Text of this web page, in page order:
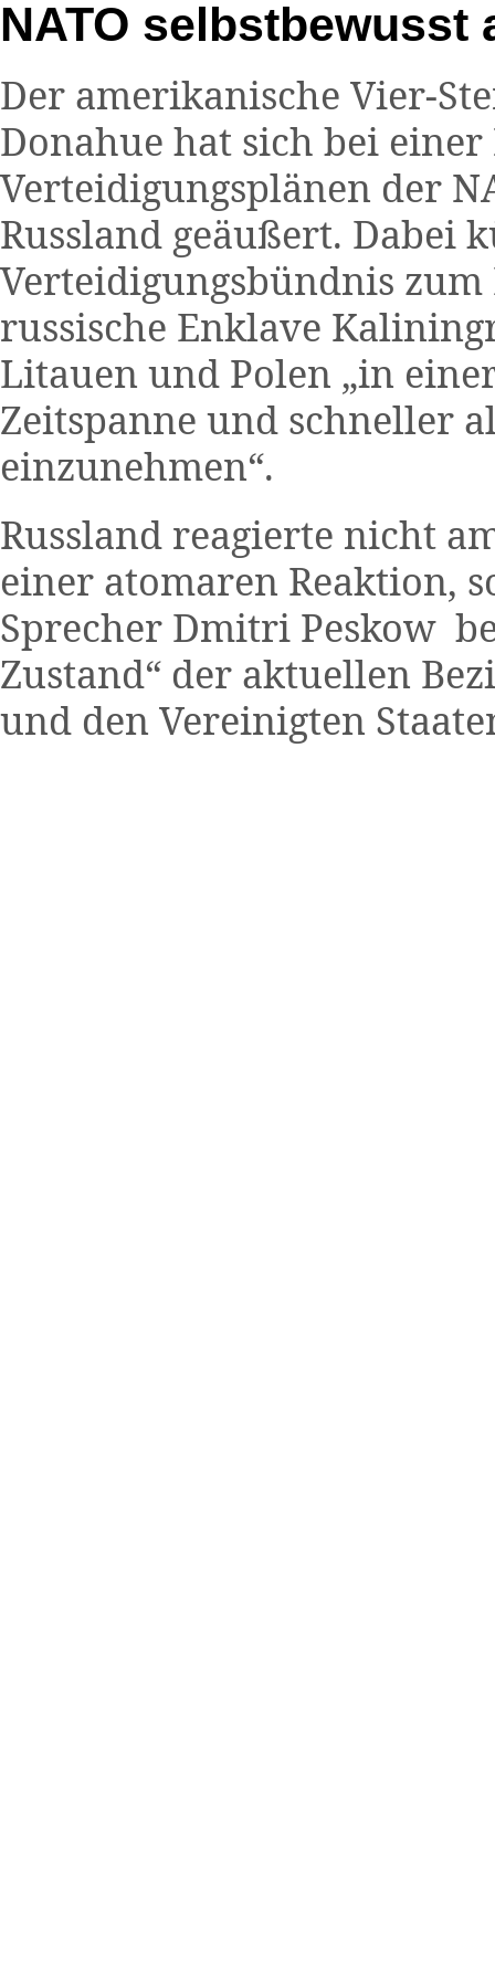
NATO selbstbewusst
Der amerikanische Vier-
Donahue hat sich bei
Verteidigungsplänen der
Russland geäußert. Dabei
Verteidigungsbündnis
russische Enklave
Litauen und Polen „in
Zeitspanne und schneller
einzunehmen“.
Russland reagierte nicht
einer atomaren Reaktion,
Sprecher Dmitri Peskow
Zustand“ der aktuellen
und den Vereinigten